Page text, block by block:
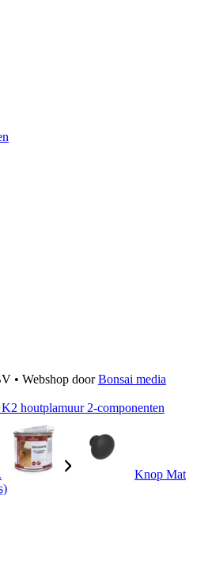
• Webshop doorBonsai media
houtplamuur 2-componenten
Knop Mat